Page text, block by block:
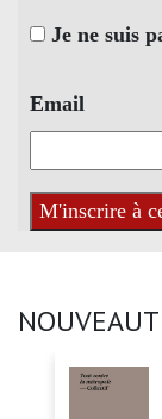
Je ne suis
Email